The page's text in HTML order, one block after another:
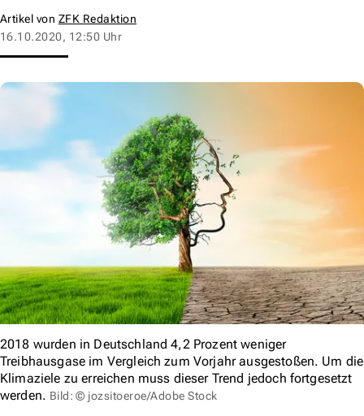
Artikel von ZFK Redaktion
16.10.2020, 12:50 Uhr
2018 wurden in Deutschland 4,2 Prozent weniger
Treibhausgase im Vergleich zum Vorjahr ausgestoßen. Um die
Klimaziele zu erreichen muss dieser Trend jedoch fortgesetzt
werden. Bild: © jozsitoeroe/Adobe Stock